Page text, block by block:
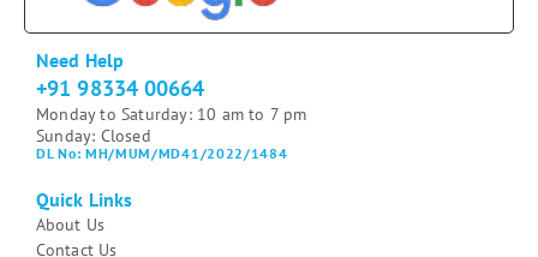
Need Help
+91 98334 00664
Monday to Saturday: 10 am to 7 pm
Sunday: Closed
DL No: MH/MUM/MD41/2022/1484
Quick Links
About Us
Contact Us